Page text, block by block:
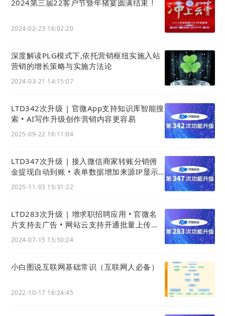
1) 选择文章组件支持「获取更多文章」
升级前，此处只能显示最新的20篇文章，更多文章只
能通过搜索来获取。
钮，来加载更多的内容。
2) 文本组件支持垂直对齐
如下图所示，当选中一个文本组件时，在下图红框位
置可以设置文字内容在文本组件中的垂直对齐位置，
可以选择 默认上对齐、居中、下对齐。
这样可以让文本组件布局时，让文本组件对文本内容
2024第三届22客户节暨年猪宴圆满结束！
2024-02-23 16:02:20
深度解读PLG模式下,依托营销枢纽实施入站
营销的增长策略与实施方法论
2024-03-21 14:15:07
LTD342次升级 | 官微App支持知识库智能搜
索 • AI写作升级创作营销内容更容易
2025-09-22 16:11:04
LTD347次升级 | 接入微信商家转账分销佣
金提现自动到账 • 表单数据增加来源IP显示 •
2025-11-03 15:31:22
LTD283次升级 | 增求职招聘应用 • 官微名
片支持去广告 • 网站云支持开通批量上传与
2024-07-15 15:50:24
小白图说互联网基础常识（互联网人必备）
2022-10-17 16:24:45